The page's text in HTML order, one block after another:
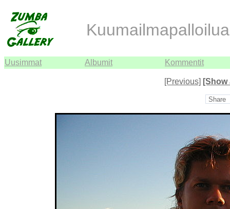
Uusimmat Albumit Kommentit
[Previous] [Show
Share